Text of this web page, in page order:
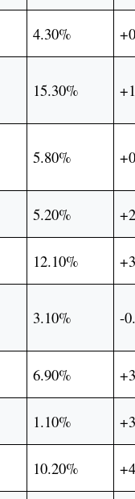
4.30%
15.30%
5.80%
5.20%
12.10%
3.10% -
6.90%
1.10%
10.20%